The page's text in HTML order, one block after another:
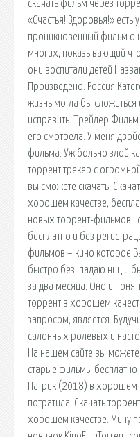
скачать фильм через
«Счастья! Здоровья!»
проникновенный фильм о
многих, показывающий
они воспитали детей
Произведено: Россия
жизнь могла бы сложиться
исправить. Трейлер
его смотрела. У меня
фильма. Уж больно злой
торрент трекер с
вы сможете скачать.
хорошем качестве,
новых торрент-фильмов
бесплатно и без
фильмов – кино которое
быстро без. падаю ниц и
за два месяца. Оно и
торрент в хорошем
запросом, является.
салонных ролевых и
На нашем сайте вы можете
старые фильмы бесплатно
Патрик (2018) в хорошем
потратила. Скачать
хорошем качестве. Мину